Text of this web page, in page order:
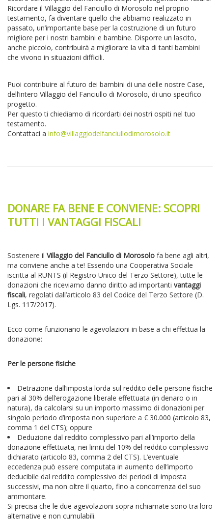
Ricordare il Villaggio del Fanciullo di Morosolo nel proprio
testamento, fa diventare quello che abbiamo realizzato in
passato, un’importante base per la costruzione di un futuro
migliore per i nostri bambini e bambine. Disporre un lascito,
anche piccolo, contribuirà a migliorare la vita di tanti bambini
che vivono in situazioni difficili.
Puoi contribuire al futuro dei bambini di una delle nostre Case,
dell’intero Villaggio del Fanciullo di Morosolo, di uno specifico
progetto.
Per questo ti chiediamo di ricordarti dei nostri ospiti nel tuo
testamento.
Contattaci a info@villaggiodelfanciullodimorosolo.it
DONARE FA BENE E CONVIENE: SCOPRI
TUTTI I VANTAGGI FISCALI
Sostenere il Villaggio del Fanciullo di Morosolo fa bene agli altri,
ma conviene anche a te! Essendo una Cooperativa Sociale
iscritta al RUNTS (il Registro Unico del Terzo Settore), tutte le
donazioni che riceviamo danno diritto ad importanti vantaggi
fiscali, regolati dall’articolo 83 del Codice del Terzo Settore (D.
Lgs. 117/2017).
Ecco come funzionano le agevolazioni in base a chi effettua la
donazione:
Per le persone fisiche
Detrazione dall’imposta lorda sul reddito delle persone fisiche
pari al 30% dell’erogazione liberale effettuata (in denaro o in
natura), da calcolarsi su un importo massimo di donazioni per
singolo periodo d’imposta non superiore a € 30.000 (articolo 83,
comma 1 del CTS); oppure
Deduzione dal reddito complessivo pari all’importo della
donazione effettuata, nei limiti del 10% del reddito complessivo
dichiarato (articolo 83, comma 2 del CTS). L’eventuale
eccedenza può essere computata in aumento dell’importo
deducibile dal reddito complessivo dei periodi di imposta
successivi, ma non oltre il quarto, fino a concorrenza del suo
ammontare.
Si precisa che le due agevolazioni sopra richiamate sono tra loro
alternative e non cumulabili.